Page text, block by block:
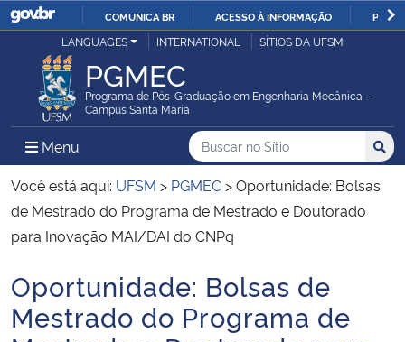
IR
O
COMUNICA BR ACESSO À INFORMAÇÃO
Ministério da Justiça e Segurança Pública
Ministério da Defesa
Ministério das Relações Exteriores
Ministério da Economia
Ministério da Infraestrutura
Ministério da Agricultura, Pecuária e Abastecimento
LANGUAGES INTERNATIONAL SÍTIOS DA UFSM
PGMEC
Programa de Pós-Graduação em Engenharia Mecânica –
Campus Santa Maria
Menu Menu Principal do Sítio
Busca
Buscar no no Sítio
Busca:
Você está aqui: UFSM > PGMEC >Oportunidade: Bolsas
de Mestrado do Programa de Mestrado e Doutorado
para Inovação MAI/DAI do CNPq
Início do conteúdo
Oportunidade: Bolsas de
Mestrado do Programa de